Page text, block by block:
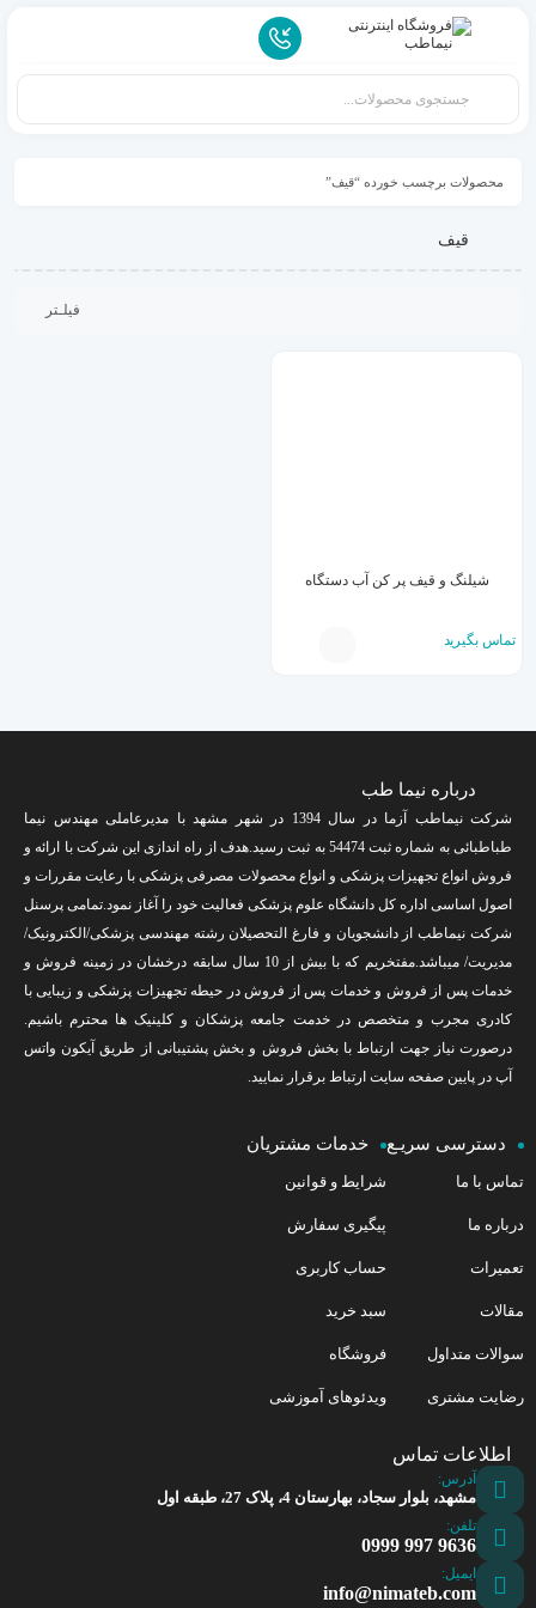
محصولات برچسب خورده “قیف”
قیف
فیلـتر
شیلنگ و قیف پر کن آب دستگاه
تماس بگیرید
درباره نیما طب
شرکت نیماطب آزما در سال 1394 در شهر مشهد با مدیرعاملی مهندس نیما
طباطبائی به شماره ثبت 54474 به ثبت رسید.هدف از راه اندازی این شرکت با ارائه و
فروش انواع تجهیزات پزشکی و انواع محصولات مصرفی پزشکی با رعایت مقررات و
اصول اساسی اداره کل دانشگاه علوم پزشکی فعالیت خود را آغاز نمود.تمامی پرسنل
شرکت نیماطب از دانشجویان و فارغ التحصیلان رشته مهندسی پزشکی/الکترونیک/
مدیریت/ میباشد.مفتخریم که با بیش از 10 سال سابقه درخشان در زمینه فروش و
خدمات پس از فروش و خدمات پس از فروش در حیطه تجهیزات پزشکی و زیبایی با
کادری مجرب و متخصص در خدمت جامعه پزشکان و کلینیک ها محترم باشیم.
درصورت نیاز جهت ارتباط با بخش فروش و بخش پشتیبانی از طریق آیکون واتس
آپ در پایین صفحه سایت ارتباط برقرار نمایید.
دسترسی سریـع
تماس با ما
درباره ما
تعمیرات
مقالات
سوالات متداول
رضایت مشتری
خدمات مشتریان
شرایط و قوانین
پیگیری سفارش
حساب کاربری
سبد خرید
فروشگاه
ویدئوهای آموزشی
اطلاعات تماس
آدرس:
مشهد، بلوار سجاد، بهارستان 4، پلاک 27، طبقه اول
تلفن:
9636 997 0999
ایمیل:
info@nimateb.com